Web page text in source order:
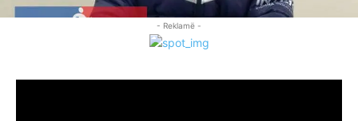
- Reklamë -